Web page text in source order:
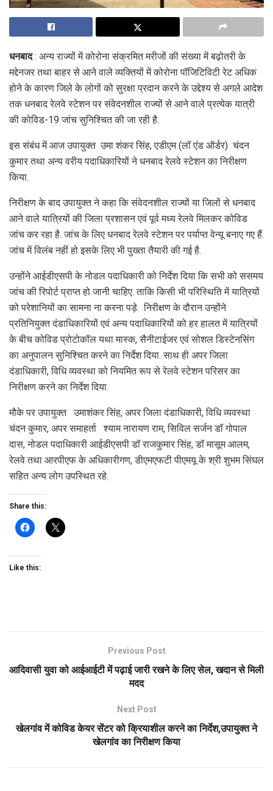
धनबाद: अन्य राज्यों में कोरोना संक्रमित मरीजों की संख्या में बढ़ोतरी के
मद्देनजर तथा बाहर से आने वाले व्यक्तियों में कोरोना पॉजिटिविटी रेट अधिक
होने के कारण जिले के लोगों को सुरक्षा प्रदान करने के उद्देश्य से अगले आदेश
तक धनबाद रेलवे स्टेशन पर संवेदनशील राज्यों से आने वाले प्रत्येक यात्री
की कोविड-19 जांच सुनिश्चित की जा रही है.
इस संबंध में आज उपायुक्त उमा शंकर सिंह, एडीएम (लॉ एंड ऑर्डर) चंदन
कुमार तथा अन्य वरीय पदाधिकारियों ने धनबाद रेलवे स्टेशन का निरीक्षण
किया.
निरीक्षण के बाद उपायुक्त ने कहा कि संवेदनशील राज्यों या जिलों से धनबाद
आने वाले यात्रियों की जिला प्रशासन एवं पूर्व मध्य रेलवे मिलकर कोविड
जांच कर रहा है. जांच के लिए धनबाद रेलवे स्टेशन पर पर्याप्त वेन्यू बनाए गए हैं.
जांच में विलंब नहीं हो इसके लिए भी पुख्ता तैयारी की गई है.
उन्होंने आईडीएसपी के नोडल पदाधिकारी को निर्देश दिया कि सभी को ससमय
जांच की रिपोर्ट प्राप्त हो जानी चाहिए. ताकि किसी भी परिस्थिति में यात्रियों
को परेशानियों का सामना ना करना पड़े. निरीक्षण के दौरान उन्होंने
प्रतिनियुक्त दंडाधिकारियों एवं अन्य पदाधिकारियों को हर हालत में यात्रियों
के बीच कोविड प्रोटोकॉल यथा मास्क, सैनीटाईजर एवं सोशल डिस्टेनसिंग
का अनुपालन सुनिश्चित करने का निर्देश दिया. साथ ही अपर जिला
दंडाधिकारी, विधि व्यवस्था को नियमित रूप से रेलवे स्टेशन परिसर का
निरीक्षण करने का निर्देश दिया.
मौके पर उपायुक्त उमाशंकर सिंह, अपर जिला दंडाधिकारी, विधि व्यवस्था
चंदन कुमार, अपर समाहर्ता श्याम नारायण राम, सिविल सर्जन डॉ गोपाल
दास, नोडल पदाधिकारी आईडीएसपी डॉ राजकुमार सिंह, डॉ मासूम आलम,
रेलवे तथा आरपीएफ के अधिकारीगण, डीएमएफटी पीएमयू के श्री शुभम सिंघल
सहित अन्य लोग उपस्थित रहे.
Share this:
Like this:
Previous Post
आदिवासी युवा को आईआईटी में पढ़ाई जारी रखने के लिए सेल, खदान से मिली
मदद
Next Post
खेलगांव में कोविड केयर सेंटर को क्रियाशील करने का निर्देश,उपायुक्त ने
खेलगांव का निरीक्षण किया